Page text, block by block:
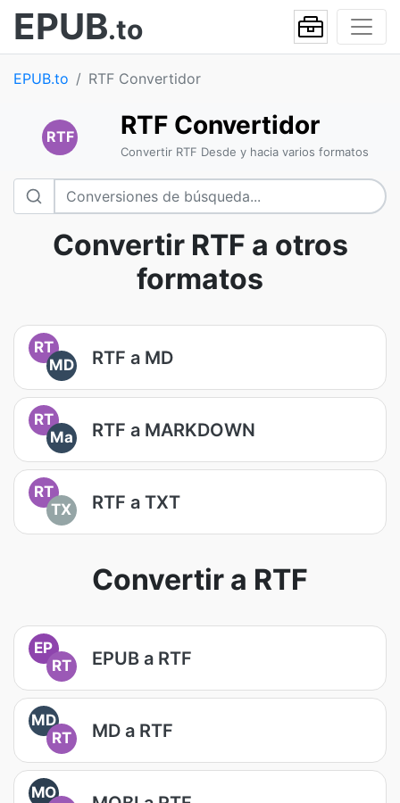
EPUB.to
EPUB.to RTF Convertidor
RTF RTF Convertidor
Convertir RTF Desde y hacia varios formatos
Convertir RTF a otros
formatos
RT
MD
RTF a MD
RT
Ma
RTF a MARKDOWN
RT
TX
RTF a TXT
Convertir a RTF
EP
RT
EPUB a RTF
MD
RT
MD a RTF
MO